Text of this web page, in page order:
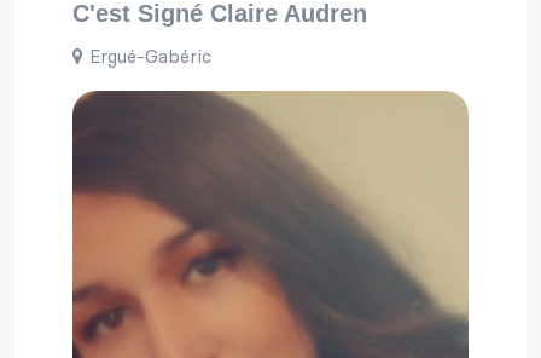
C'est Signé Claire Audren
Ergué-Gabéric